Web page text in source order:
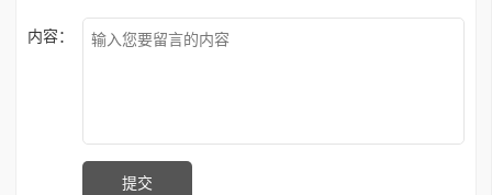
内容：